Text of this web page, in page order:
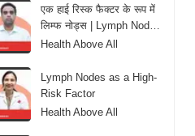
एक हाई रिस्क फैक्टर के रूप में
लिम्फ नोड्स | Lymph Nodes
as aHigh-Risk Factor
Health Above All
Lymph Nodes as a High-
Risk Factor
Health Above All